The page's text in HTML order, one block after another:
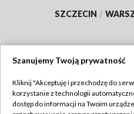
SZCZECIN /
Szanujemy Twoją prywatność
Kliknij "Akceptuję i przechodzę do
korzystanie z technologii
dostęp do informacji na Twoim